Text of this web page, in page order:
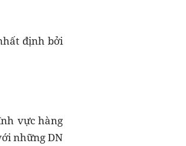
định bởi
vực hàng
những DN